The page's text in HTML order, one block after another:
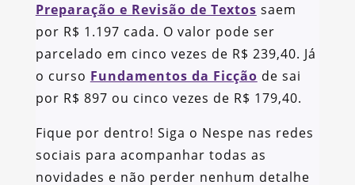
Preparação e Revisão de Textos saem
por R$ 1.197 cada. O valor pode ser
parcelado em cinco vezes de R$ 239,40. Já
o curso Fundamentos da Ficção de sai
por R$ 897 ou cinco vezes de R$ 179,40.
Fique por dentro! Siga o Nespe nas redes
sociais para acompanhar todas as
novidades e não perder nenhum detalhe